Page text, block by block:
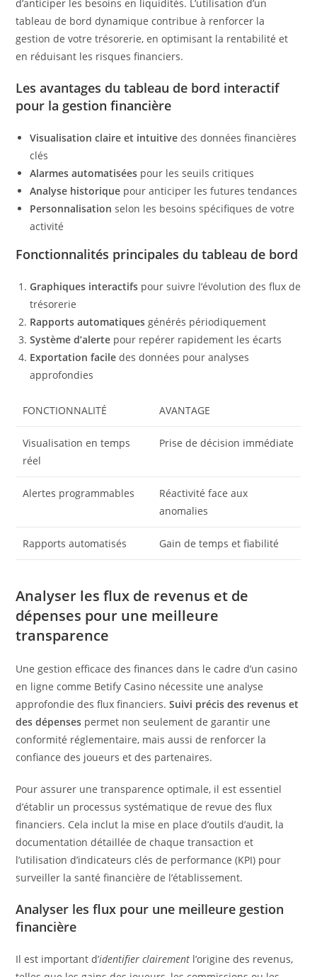
d’anticiper les besoins en liquidités. L’utilisation d’un
tableau de bord dynamique contribue à renforcer la
gestion de votre trésorerie, en optimisant la rentabilité et
en réduisant les risques financiers.
Les avantages du tableau de bord interactif
pour la gestion financière
Visualisation claire et intuitive des données financières
clés
Alarmes automatisées pour les seuils critiques
Analyse historique pour anticiper les futures tendances
Personnalisation selon les besoins spécifiques de votre
activité
Fonctionnalités principales du tableau de bord
Graphiques interactifs pour suivre l’évolution des flux de
trésorerie
Rapports automatiques générés périodiquement
Système d’alerte pour repérer rapidement les écarts
Exportation facile des données pour analyses
approfondies
FONCTIONNALITÉ AVANTAGE
Visualisation en temps
réel
Prise de décision immédiate
Alertes programmables
Réactivité face aux
anomalies
Rapports automatisés Gain de temps et fiabilité
Analyser les flux de revenus et de
dépenses pour une meilleure
transparence
Une gestion efficace des finances dans le cadre d’un casino
en ligne comme Betify Casino nécessite une analyse
approfondie des flux financiers.Suivi précis des revenus et
des dépenses permet non seulement de garantir une
conformité réglementaire, mais aussi de renforcer la
confiance des joueurs et des partenaires.
Pour assurer une transparence optimale, il est essentiel
d’établir un processus systématique de revue des flux
financiers. Cela inclut la mise en place d’outils d’audit, la
documentation détaillée de chaque transaction et
l’utilisation d’indicateurs clés de performance (KPI) pour
surveiller la santé financière de l’établissement.
Analyser les flux pour une meilleure gestion
financière
Il est important d’identifier clairement l’origine des revenus,